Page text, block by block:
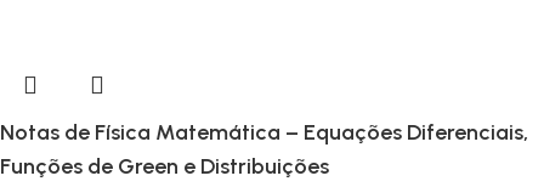
Notas de Física Matemática – Equações Diferenciais,
Funções de Green e Distribuições